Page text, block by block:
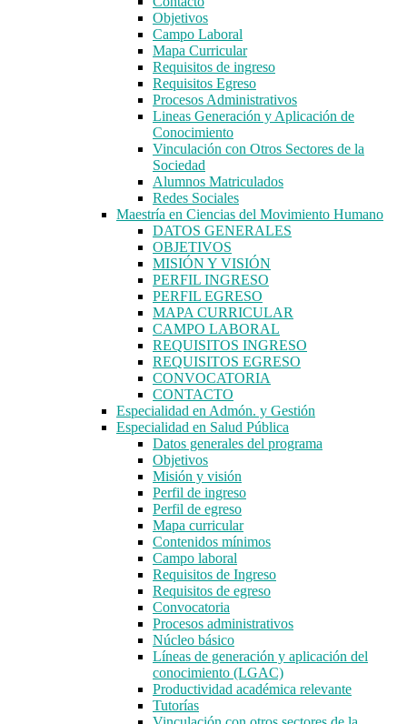
Objetivos
Campo Laboral
Mapa Curricular
Requisitos de ingreso
Requisitos Egreso
Procesos Administrativos
Lineas Generación y Aplicación de
Conocimiento
Vinculación con Otros Sectores de la
Sociedad
Alumnos Matriculados
Redes Sociales
Maestría en Ciencias del Movimiento Humano
DATOS GENERALES
OBJETIVOS
MISIÓN Y VISIÓN
PERFIL INGRESO
PERFIL EGRESO
MAPA CURRICULAR
CAMPO LABORAL
REQUISITOS INGRESO
REQUISITOS EGRESO
CONVOCATORIA
CONTACTO
Especialidad en Admón. y Gestión
Especialidad en Salud Pública
Datos generales del programa
Objetivos
Misión y visión
Perfil de ingreso
Perfil de egreso
Mapa curricular
Contenidos mínimos
Campo laboral
Requisitos de Ingreso
Requisitos de egreso
Convocatoria
Procesos administrativos
Núcleo básico
Líneas de generación y aplicación del
conocimiento (LGAC)
Productividad académica relevante
Tutorías